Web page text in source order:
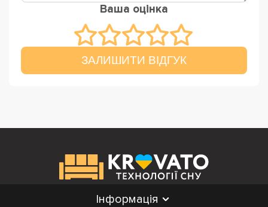
Ваша оцінка
ЗАЛИШИТИ ВІДГУК
Інформація